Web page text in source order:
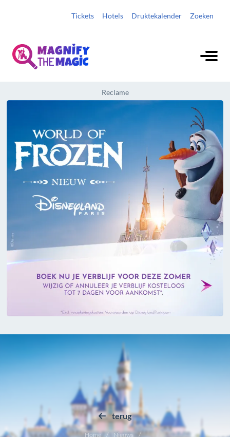
Tickets Hotels Druktekalender Zoeken
Reclame
terug
Home
Nieuws